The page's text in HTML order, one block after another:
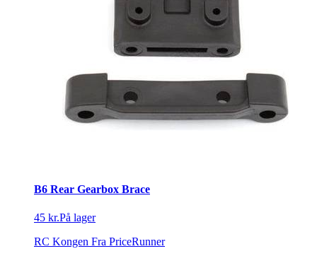
B6 Rear Gearbox Brace
45 kr.På lager
RC Kongen Fra PriceRunner